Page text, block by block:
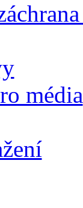
média